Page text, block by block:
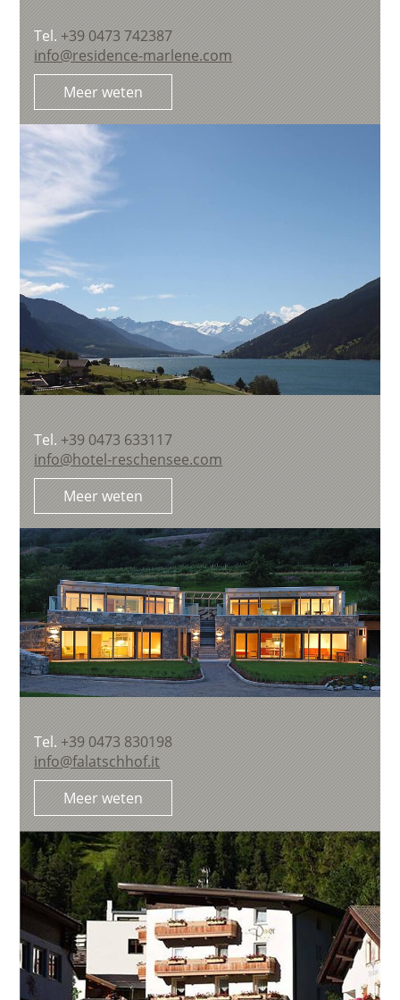
Tel.+39 0473 742387
info@residence-marlene.com
Meer weten
Tel.+39 0473 633117
info@hotel-reschensee.com
Meer weten
Tel. +39 0473 830198
info@falatschhof.it
Meer weten